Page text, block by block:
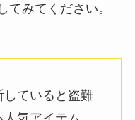
てみてください。
していると盗難